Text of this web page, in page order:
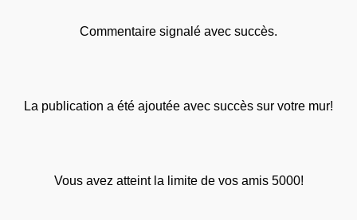
Commentaire signalé avec succès.
La publication a été ajoutée avec succès sur votre mur!
Vous avez atteint la limite de vos amis 5000!